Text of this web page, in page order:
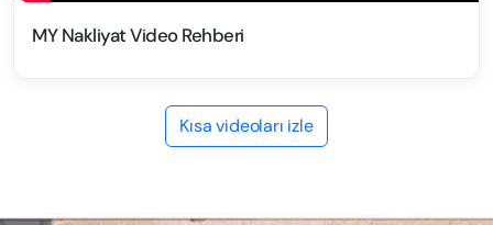
MY Nakliyat Video Rehberi
Kısa videoları izle